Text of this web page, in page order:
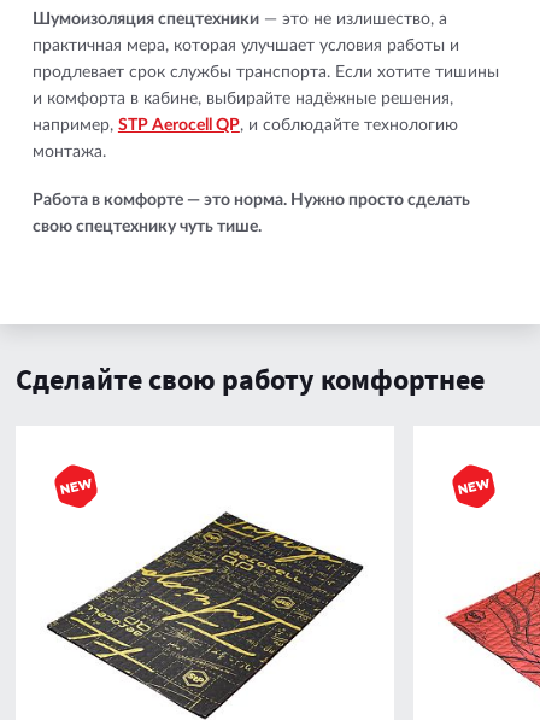
Шумоизоляция спецтехники— это не излишество, а
практичная мера, которая улучшает условия работы и
продлевает срок службы транспорта. Если хотите тишины
и комфорта в кабине, выбирайте надёжные решения,
например, STP Aerocell QP, и соблюдайте технологию
монтажа.
Работа в комфорте — это норма. Нужно просто сделать
свою спецтехнику чуть тише.
Сделайте свою работу комфортнее